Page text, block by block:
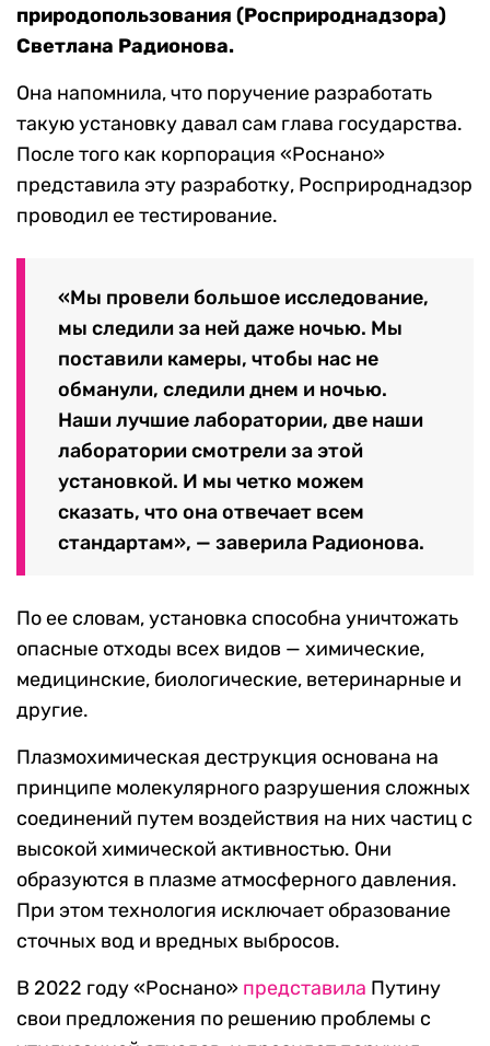
природопользования (Росприроднадзора)
Светлана Радионова.
Она напомнила, что поручение разработать
такую установку давал сам глава государства.
После того как корпорация «Роснано»
представила эту разработку, Росприроднадзор
проводил ее тестирование.
«Мы провели большое исследование,
мы следили за ней даже ночью. Мы
поставили камеры, чтобы нас не
обманули, следили днем и ночью.
Наши лучшие лаборатории, две наши
лаборатории смотрели за этой
установкой. И мы четко можем
сказать, что она отвечает всем
стандартам», — заверила Радионова.
По ее словам, установка способна уничтожать
опасные отходы всех видов — химические,
медицинские, биологические, ветеринарные и
другие.
Плазмохимическая деструкция основана на
принципе молекулярного разрушения сложных
соединений путем воздействия на них частиц с
высокой химической активностью. Они
образуются в плазме атмосферного давления.
При этом технология исключает образование
сточных вод и вредных выбросов.
В 2022 году «Роснано» представила Путину
свои предложения по решению проблемы с